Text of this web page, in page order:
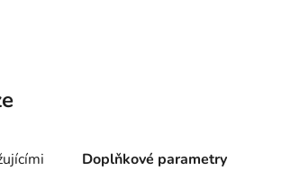
Doplňkové parametry